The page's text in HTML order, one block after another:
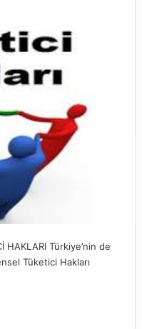
HAKLARI Türkiye’nin de
Tüketici Hakları